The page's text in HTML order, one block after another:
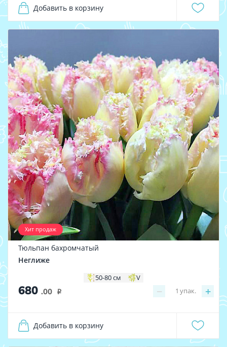
Добавить в корзину
Хит продаж
Тюльпан бахромчатый
Неглиже
50-80 см V
680 .00 i − +
1 упак.
Добавить в корзину